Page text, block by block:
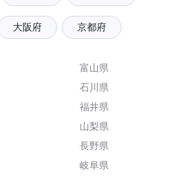
大阪府 京都府
富山県
石川県
福井県
山梨県
長野県
岐阜県